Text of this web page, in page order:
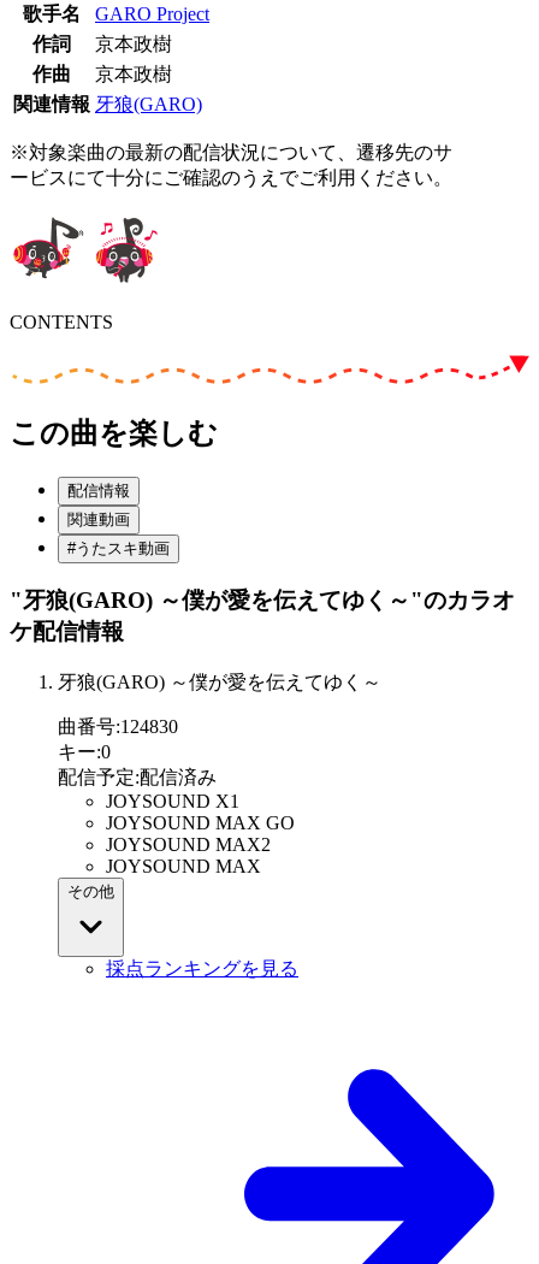
歌手名
GARO Project
作詞
京本政樹
作曲
京本政樹
関連情報 牙狼(GARO)
※対象楽曲の最新の配信状況について、遷移先のサ
ービスにて十分にご確認のうえでご利用ください。
CONTENTS
この曲を楽しむ
配信情報
関連動画
#うたスキ動画
"牙狼(GARO) ～僕が愛を伝えてゆく～"のカラオ
ケ配信情報
牙狼(GARO) ～僕が愛を伝えてゆく～
曲番号:124830
キー:0
配信予定:配信済み
JOYSOUND X1
JOYSOUND MAX GO
JOYSOUND MAX2
JOYSOUND MAX
その他
採点ランキングを見る